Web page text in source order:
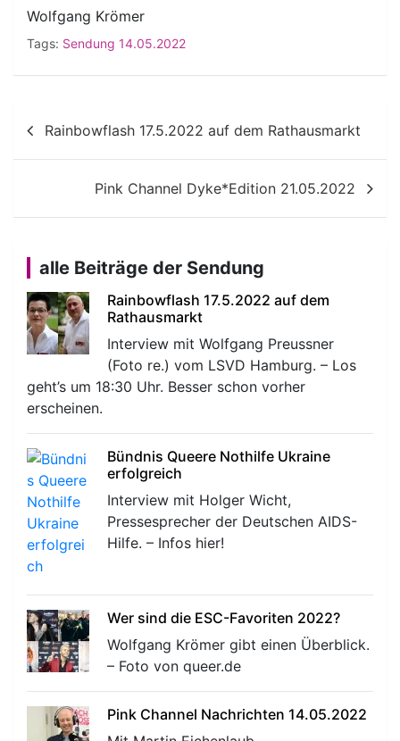
Wolfgang Krömer
Tags: Sendung 14.05.2022
Beitragsnavigation
Rainbowflash 17.5.2022 auf dem Rathausmarkt
Pink Channel Dyke*Edition 21.05.2022
alle Beiträge der Sendung
Rainbowflash 17.5.2022 auf dem
Rathausmarkt
Interview mit Wolfgang Preussner
(Foto re.) vom LSVD Hamburg. – Los
geht’s um 18:30 Uhr. Besser schon vorher
erscheinen.
Bündnis Queere Nothilfe Ukraine
erfolgreich
Interview mit Holger Wicht,
Pressesprecher der Deutschen AIDS-
Hilfe. – Infos hier!
Wer sind die ESC-Favoriten 2022?
Wolfgang Krömer gibt einen Überblick.
– Foto von queer.de
Pink Channel Nachrichten 14.05.2022